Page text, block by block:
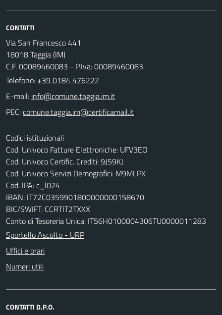
CONTATTI
Via San Francesco 441
18018 Taggia (IM)
C.F. 00089460083 - P.Iva: 00089460083
Telefono: +39 0184 476222
E-mail:
PEC:
Codici istituzionali
Cod. Univoco Fatture Elettroniche: UFV3EO
Cod. Univoco Certific. Crediti: 9J59KJ
Cod. Univoco Servizi Demografici: M9MLPX
Cod. IPA: c_l024
IBAN: IT72C0359901800000000158670
BIC/SWIFT: CCRTIT2TXXX
Conto di Tesoreria Unica: IT56H0100004306TU0000011283
Sportello Ascolto - URP
Uffici e orari
Numeri utili
CONTATTI D.P.O.